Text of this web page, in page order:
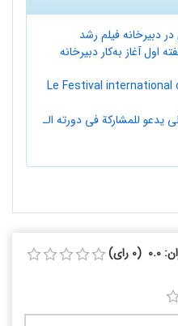
هفته اول آغاز به‌کار دبیرخانه
Le Festival international
یدعو للمشارکة فی دورته الـ